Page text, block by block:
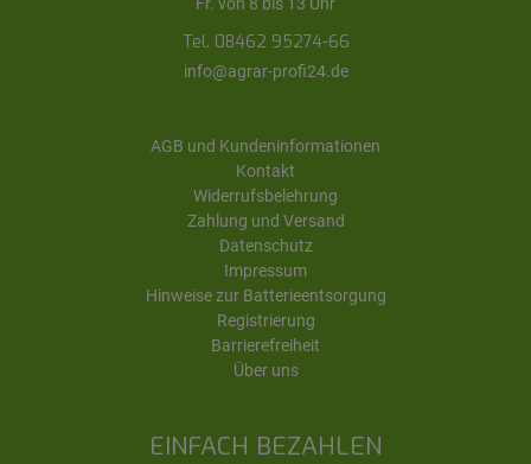
EINFACH BEZAHLEN
Tel. 08462 95274-66
info@agrar-profi24.de
AGB und Kundeninformationen
Kontakt
Widerrufsbelehrung
Zahlung und Versand
Datenschutz
Impressum
Hinweise zur Batterieentsorgung
Registrierung
Barrierefreiheit
Über uns